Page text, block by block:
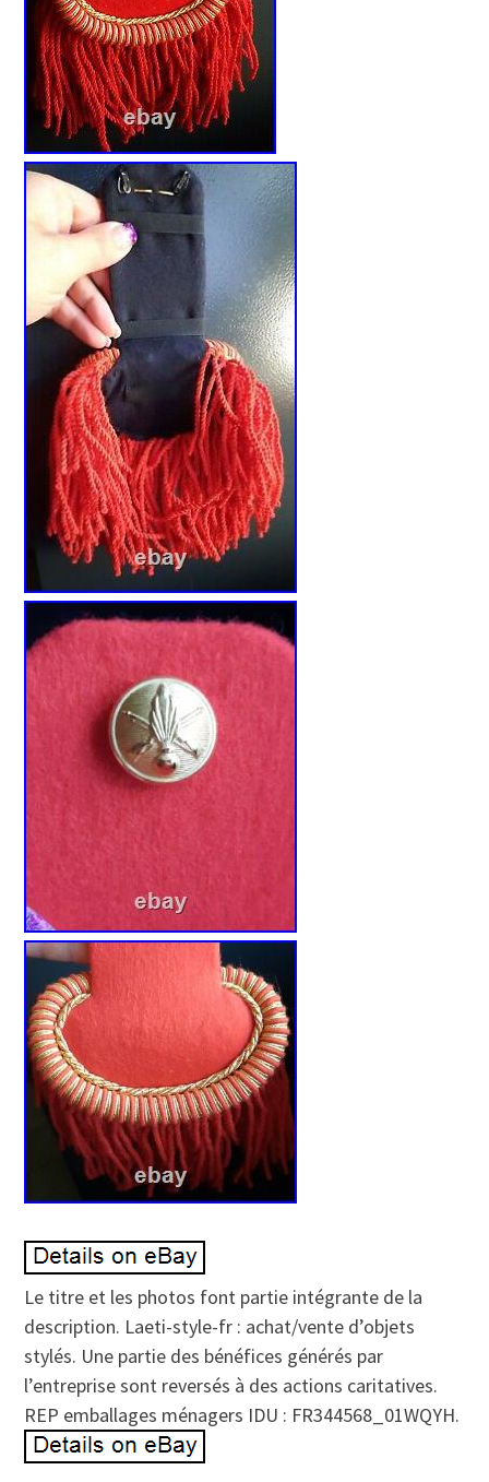
Le titre et les photos font partie intégrante de la
description. Laeti-style-fr : achat/vente d’objets
stylés. Une partie des bénéfices générés par
l’entreprise sont reversés à des actions caritatives.
REP emballages ménagers IDU : FR344568_01WQYH.